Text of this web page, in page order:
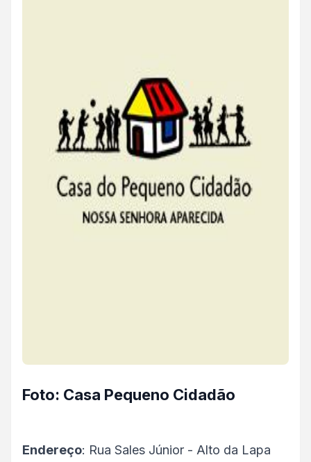
Foto: Casa Pequeno Cidadão
Endereço: Rua Sales Júnior - Alto da Lapa